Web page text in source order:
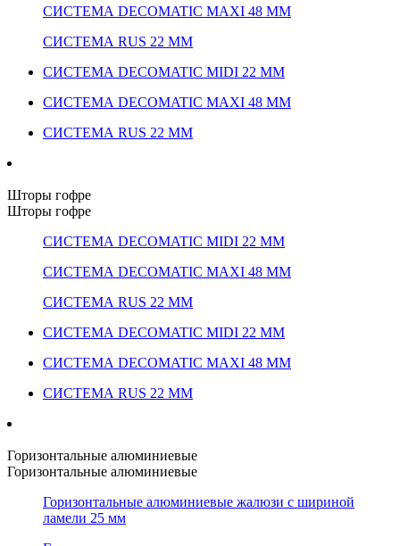
СИСТЕМА DECOMATIC MAXI 48 ММ
СИСТЕМА RUS 22 ММ
СИСТЕМА DECOMATIC MIDI 22 ММ
СИСТЕМА DECOMATIC MAXI 48 ММ
СИСТЕМА RUS 22 ММ
Шторы гофре
Шторы гофре
СИСТЕМА DECOMATIC MIDI 22 ММ
СИСТЕМА DECOMATIC MAXI 48 ММ
СИСТЕМА RUS 22 ММ
СИСТЕМА DECOMATIC MIDI 22 ММ
СИСТЕМА DECOMATIC MAXI 48 ММ
СИСТЕМА RUS 22 ММ
Горизонтальные алюминиевые
Горизонтальные алюминиевые
Горизонтальные алюминиевые жалюзи с шириной
ламели 25 мм